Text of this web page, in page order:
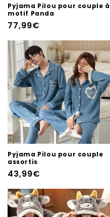
Pyjama Pilou pour couple à
motif Panda
Prix
habituel
77,99€
Pyjama Pilou pour couple
assortis
Prix
habituel
43,99€